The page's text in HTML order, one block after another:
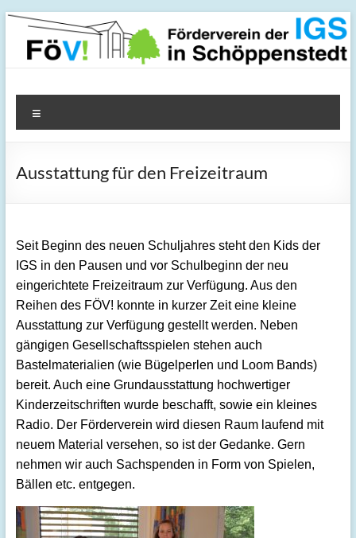
Zum
springen
FöV! – Förderverein der
IGS in Schöppenstedt
Ausstattung für den Freizeitraum
Seit Beginn des neuen Schuljahres steht den Kids der
IGS in den Pausen und vor Schulbeginn der neu
eingerichtete Freizeitraum zur Verfügung. Aus den
Reihen des FÖV! konnte in kurzer Zeit eine kleine
Ausstattung zur Verfügung gestellt werden. Neben
gängigen Gesellschaftsspielen stehen auch
Bastelmaterialien (wie Bügelperlen und Loom Bands)
bereit. Auch eine Grundausstattung hochwertiger
Kinderzeitschriften wurde beschafft, sowie ein kleines
Radio. Der Förderverein wird diesen Raum laufend mit
neuem Material versehen, so ist der Gedanke. Gern
nehmen wir auch Sachspenden in Form von Spielen,
Bällen etc. entgegen.